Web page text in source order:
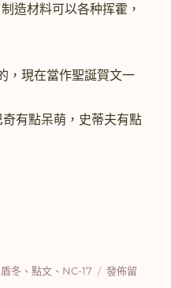
造材料可以各种挥霍，
，現在當作聖誕賀文一
有點呆萌，史蒂夫有點
will be your man〉
標
盾冬 、點文 、 NC-17
在
發佈留